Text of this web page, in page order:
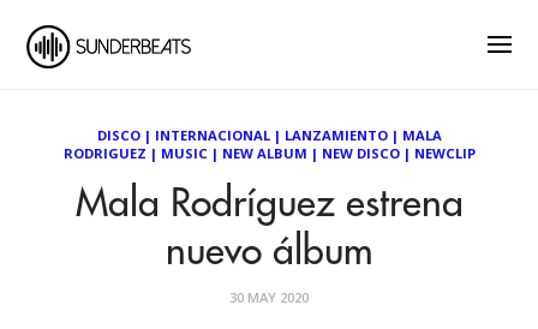
DISCO| INTERNACIONAL| LANZAMIENTO| MALA
RODRIGUEZ | MUSIC| NEW ALBUM | NEW DISCO| NEWCLIP
Mala Rodríguez estrena
nuevo álbum
30 MAY 2020